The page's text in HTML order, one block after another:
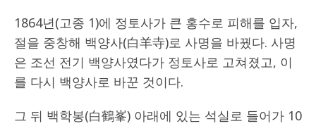
1864년(고종 1)에 정토사가 큰 홍수로 피해를 입자,
절을 중창해 백양사(白羊寺)로 사명을 바꿨다. 사명
은 조선 전기 백양사였다가 정토사로 고쳐졌고, 이
를 다시 백양사로 바꾼 것이다.
그 뒤 백학봉(白鶴峯) 아래에 있는 석실로 들어가 10